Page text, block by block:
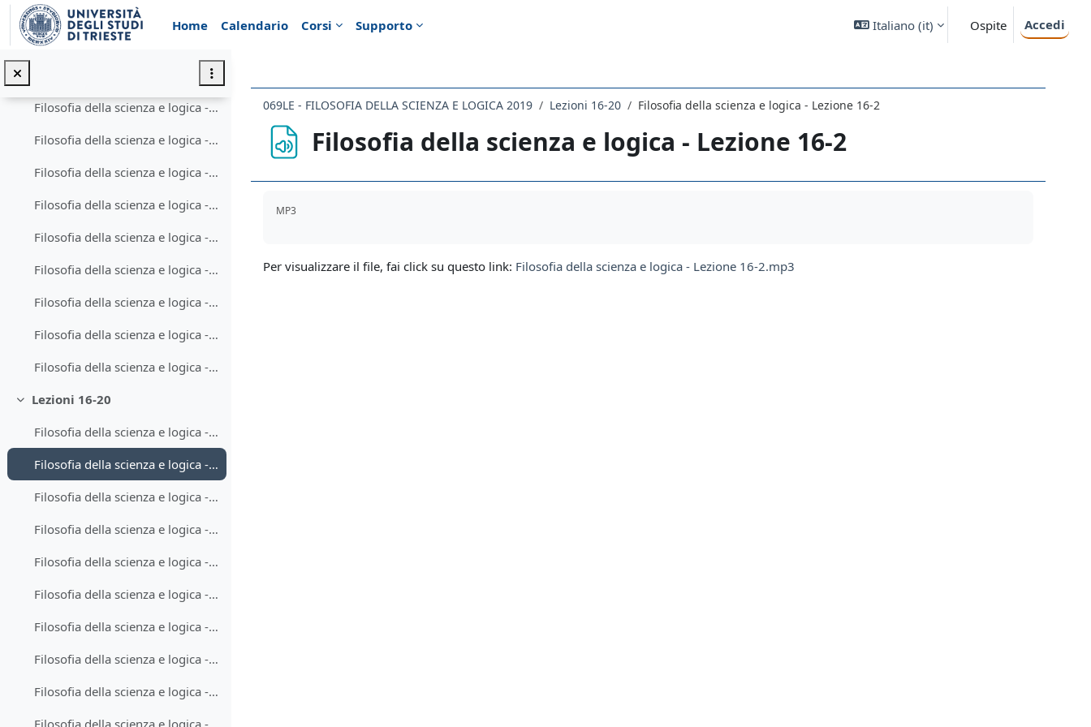
Vai al contenuto principale
Home
Calendario Corsi Supporto Italiano ‎(it)‎ Ospite Accedi
Minimizza
Lezioni 11-15
Filosofia della scienza e logica - Lezione 11-1
Filosofia della scienza e logica - Lezione 11-2
Filosofia della scienza e logica - Lezione 12-1
Filosofia della scienza e logica - Lezione 12-2
Filosofia della scienza e logica - Lezione 13-1
Filosofia della scienza e logica - Lezione 13-2
Filosofia della scienza e logica - Lezione 14-1
Filosofia della scienza e logica - Lezione 14-2
Filosofia della scienza e logica - Lezione 15-1
Filosofia della scienza e logica - Lezione 15-2
Minimizza
Lezioni 16-20
Filosofia della scienza e logica - Lezione 16-1
Filosofia della scienza e logica - Lezione 16-2
Filosofia della scienza e logica - Lezione 17-1
Filosofia della scienza e logica - Lezione 17-2
Filosofia della scienza e logica - Lezione 18-1
Filosofia della scienza e logica - Lezione 18-2
Filosofia della scienza e logica - Lezione 19-1
Filosofia della scienza e logica - Lezione 19-2
Filosofia della scienza e logica - Lezione 20-1
069LE - FILOSOFIA DELLA SCIENZA E LOGICA 2019 Lezioni 16-20 Filosofia della scienza e logica - Lezione 16-2
Filosofia della scienza e logica - Lezione 16-2
MP3
Per visualizzare il file, fai click su questo link: Filosofia della scienza e logica - Lezione 16-2.mp3